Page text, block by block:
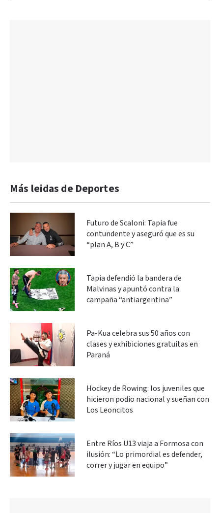
Más leidas de Deportes
Futuro de Scaloni: Tapia fue
contundente y aseguró que es su
“plan A, B y C”
Tapia defendió la bandera de
Malvinas y apuntó contra la
campaña “antiargentina”
Pa-Kua celebra sus 50 años con
clases y exhibiciones gratuitas en
Paraná
Hockey de Rowing: los juveniles que
hicieron podio nacional y sueñan con
Los Leoncitos
Entre Ríos U13 viaja a Formosa con
ilusión: “Lo primordial es defender,
correr y jugar en equipo”